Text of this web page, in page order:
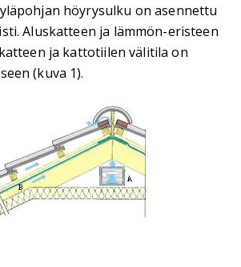
höyrysulku on asennettu
Aluskatteen ja lämmön-eristeen
ja kattotiilen välitila on
(kuva 1).